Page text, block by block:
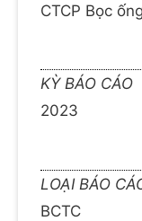
CTCP Bọc
KỲ BÁO CÁO
2023
LOẠI BÁO
BCTC